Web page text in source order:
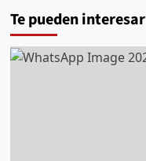
Te pueden interesar